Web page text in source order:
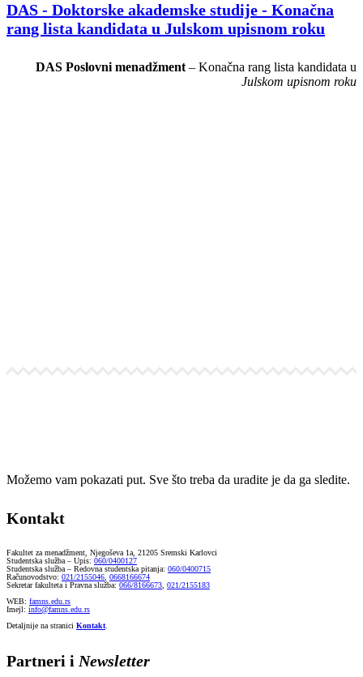
DAS - Doktorske akademske studije - Konačna
rang lista kandidata u Julskom upisnom roku
DAS Poslovni menadžment – Konačna rang lista kandidata u
Julskom upisnom roku
Možemo vam pokazati put. Sve što treba da uradite je da ga sledite.
Kontakt
Fakultet za menadžment, Njegoševa 1a, 21205 Sremski Karlovci
Studentska služba – Upis: 060/0400127
Studentska služba – Redovna studentska pitanja: 060/0400715
Računovodstvo: 021/2155046, 0668166674
Sekretar fakulteta i Pravna služba: 066/8166673, 021/2155183
WEB: famns.edu.rs
Imejl: info@famns.edu.rs
Detaljnije na stranici Kontakt.
Partneri i Newsletter